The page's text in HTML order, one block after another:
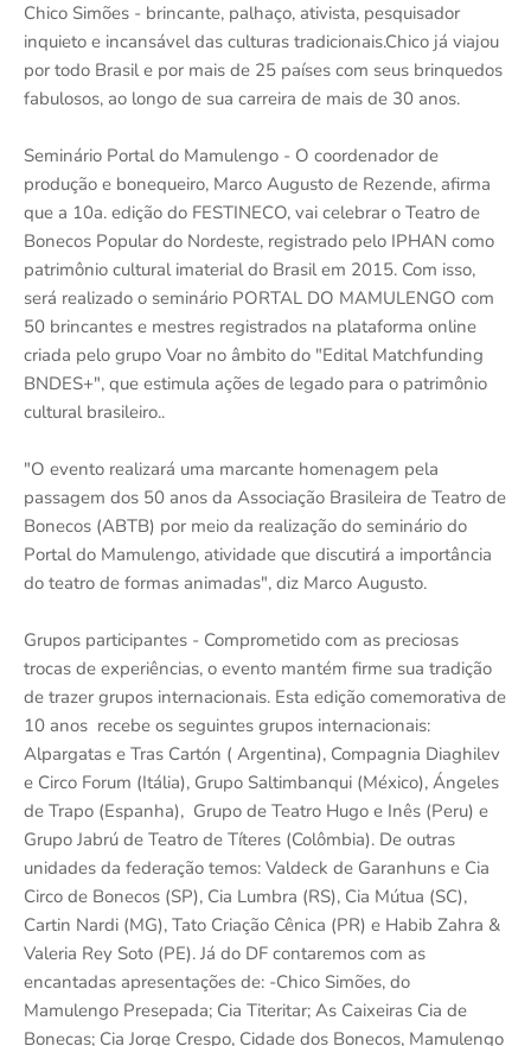
Chico Simões - brincante, palhaço, ativista, pesquisador
inquieto e incansável das culturas tradicionais.Chico já viajou
por todo Brasil e por mais de 25 países com seus brinquedos
fabulosos, ao longo de sua carreira de mais de 30 anos.
Seminário Portal do Mamulengo - O coordenador de
produção e bonequeiro, Marco Augusto de Rezende, afirma
que a 10a. edição do FESTINECO, vai celebrar o Teatro de
Bonecos Popular do Nordeste, registrado pelo IPHAN como
patrimônio cultural imaterial do Brasil em 2015. Com isso,
será realizado o seminário PORTAL DO MAMULENGO com
50 brincantes e mestres registrados na plataforma online
criada pelo grupo Voar no âmbito do "Edital Matchfunding
BNDES+", que estimula ações de legado para o patrimônio
cultural brasileiro..
"O evento realizará uma marcante homenagem pela
passagem dos 50 anos da Associação Brasileira de Teatro de
Bonecos (ABTB) por meio da realização do seminário do
Portal do Mamulengo, atividade que discutirá a importância
do teatro de formas animadas", diz Marco Augusto.
Grupos participantes - Comprometido com as preciosas
trocas de experiências, o evento mantém firme sua tradição
de trazer grupos internacionais. Esta edição comemorativa de
10 anos recebe os seguintes grupos internacionais:
Alpargatas e Tras Cartón ( Argentina), Compagnia Diaghilev
e Circo Forum (Itália), Grupo Saltimbanqui (México), Ángeles
de Trapo (Espanha), Grupo de Teatro Hugo e Inês (Peru) e
Grupo Jabrú de Teatro de Títeres (Colômbia). De outras
unidades da federação temos: Valdeck de Garanhuns e Cia
Circo de Bonecos (SP), Cia Lumbra (RS), Cia Mútua (SC),
Cartin Nardi (MG), Tato Criação Cênica (PR) e Habib Zahra &
Valeria Rey Soto (PE). Já do DF contaremos com as
encantadas apresentações de: -Chico Simões, do
Mamulengo Presepada; Cia Titeritar; As Caixeiras Cia de
Bonecas; Cia Jorge Crespo, Cidade dos Bonecos, Mamulengo